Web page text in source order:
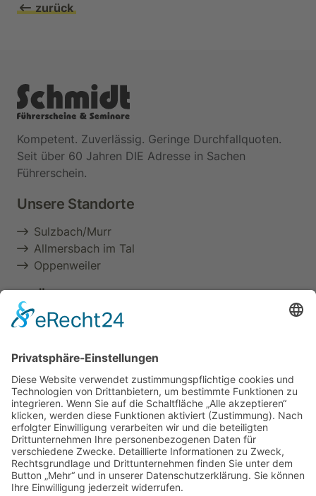
zurück
Kompetent. Zuverlässig. Geringe Durchfallquoten.
Seit über 60 Jahren DIE Adresse in Sachen
Führerschein.
Unsere Standorte
Sulzbach/Murr
Allmersbach im Tal
Oppenweiler
Aktuelles & Termine
Führerschein
Berufliche Aus- & Weiterbildung
Seminare
Zertifizierung
Wir sind DIN ISO 9001:2015 zertifiziert und AZAV
zugelassen.